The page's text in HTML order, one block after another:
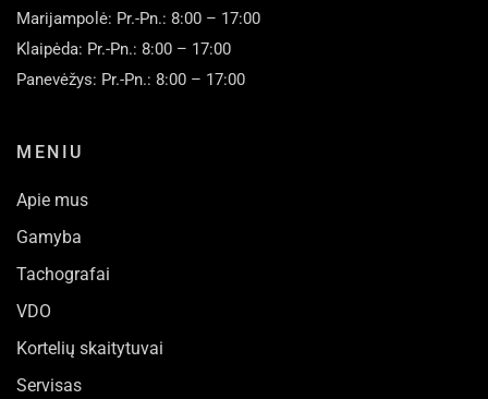
Marijampolė: Pr.-Pn.: 8:00 – 17:00
Klaipėda: Pr.-Pn.: 8:00 – 17:00
Panevėžys: Pr.-Pn.: 8:00 – 17:00
MENIU
Apie mus
Gamyba
Tachografai
VDO
Kortelių skaitytuvai
Servisas